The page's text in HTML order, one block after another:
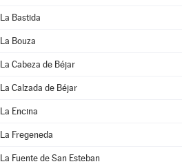
La Bastida
La Bouza
La Cabeza de Béjar
La Calzada de Béjar
La Encina
La Fregeneda
La Fuente de San Esteban